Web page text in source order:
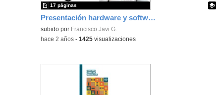
Presentación hardware y software Ciencias de la Computación 1º ESO
Contenido educativo.
subido por Francisco Javi G.
17 páginas
-hace 2 años -1425 visualizaciones